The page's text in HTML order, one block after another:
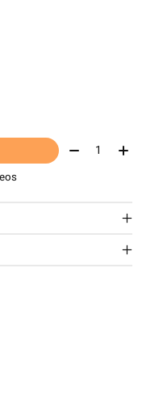
Cantidad: